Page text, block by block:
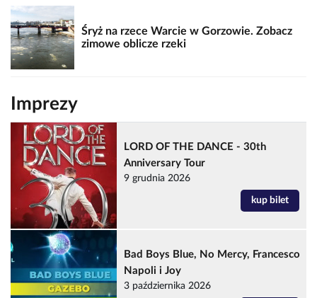
Śryż na rzece Warcie w Gorzowie. Zobacz
zimowe oblicze rzeki
Imprezy
LORD OF THE DANCE - 30th
Anniversary Tour
9 grudnia 2026
kup bilet
Bad Boys Blue, No Mercy, Francesco
Napoli i Joy
3 października 2026